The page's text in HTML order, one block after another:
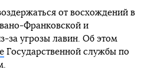
от восхождений в
Франковской и
за угрозы лавин. Об этом
Государственной службы по